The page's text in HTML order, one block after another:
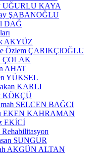
UĞURLU KAYA
ŞABANOĞLU
DAĞ
AKYÜZ
Özlem ÇARIKÇIOĞLU
ÇOLAK
AHAT
YÜKSEL
KARLI
KÖKÇÜ
SELCEN BAĞCI
EKEN KAHRAMAN
EKİCİ
SUNGUR
AKGÜN ALTAN